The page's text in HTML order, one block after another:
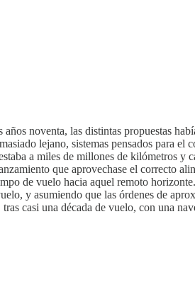
noventa, las distintas propuestas
lejano, sistemas pensados para el
a miles de millones de kilómetros y
que aprovechase el correcto
de vuelo hacia aquel remoto horizonte.
y asumiendo que las órdenes de
casi una década de vuelo, con una